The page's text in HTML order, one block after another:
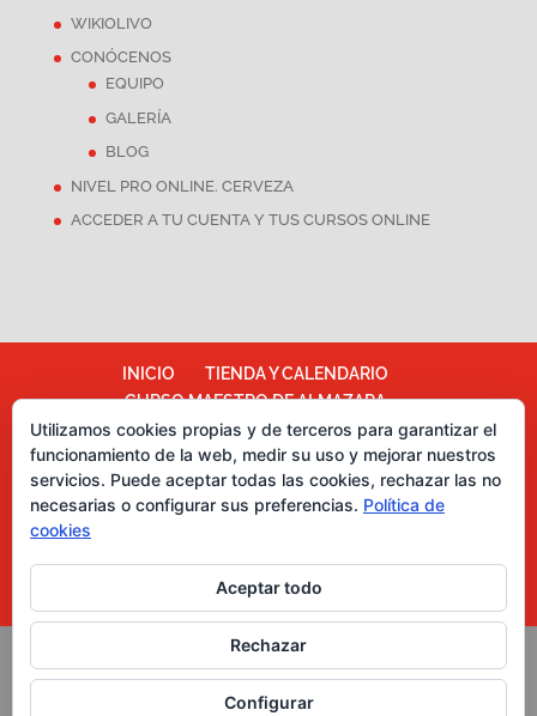
WIKIOLIVO
CONÓCENOS
EQUIPO
GALERÍA
BLOG
NIVEL PRO ONLINE. CERVEZA
ACCEDER A TU CUENTA Y TUS CURSOS ONLINE
INICIO
TIENDA Y CALENDARIO
CURSO MAESTRO DE ALMAZARA
ALMAZARA ESCUELA
TÉRMINOS Y CONDICIONES
Más información sobre las cookies
Política de cookies
CATA DE CHOCOLATES
ASESORÍA Y MARKETING
CURSOS CATA DE ACEITES DE OLIVA
Copyright Grupo Oleoturismia. Al servicio del Aceite de
Utilizamos cookies propias y de terceros para garantizar el
funcionamiento de la web, medir su uso y mejorar nuestros
servicios. Puede aceptar todas las cookies, rechazar las no
necesarias o configurar sus preferencias. Política de
cookies
Aceptar todo
Rechazar
Configurar